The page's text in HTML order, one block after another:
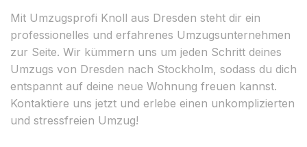
Mit Umzugsprofi Knoll aus Dresden steht dir ein
professionelles und erfahrenes Umzugsunternehmen
zur Seite. Wir kümmern uns um jeden Schritt deines
Umzugs von Dresden nach Stockholm, sodass du dich
entspannt auf deine neue Wohnung freuen kannst.
Kontaktiere uns jetzt und erlebe einen unkomplizierten
und stressfreien Umzug!